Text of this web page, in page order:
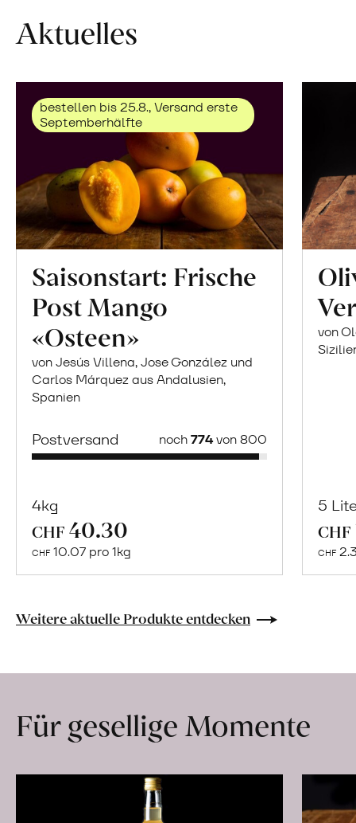
Aktuelles
bestellen bis 25.8., Versand erste
Septemberhälfte
Saisonstart: Frische
Post Mango
«Osteen»
von Jesús Villena, Jose González und
Carlos Márquez aus Andalusien,
Spanien
Postversand noch774von 800
4kg
CHF 40.30
CHF 10.07 pro 1kg
Naturbelassene
Lebensmittel
Hof
erfahren
von
5
CHF
CHF
Weitere aktuelle Produkte entdecken
Für gesellige Momente